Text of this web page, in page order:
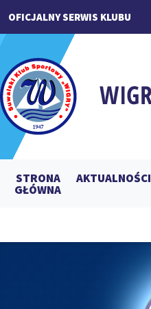
OFICJALNY SERWIS KLUBU
STRONA
GŁÓWNA
AKTUALNOŚCI